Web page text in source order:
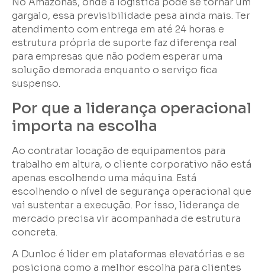
No Amazonas, onde a logística pode se tornar um
gargalo, essa previsibilidade pesa ainda mais. Ter
atendimento com entrega em até 24 horas e
estrutura própria de suporte faz diferença real
para empresas que não podem esperar uma
solução demorada enquanto o serviço fica
suspenso.
Por que a liderança operacional
importa na escolha
Ao contratar locação de equipamentos para
trabalho em altura, o cliente corporativo não está
apenas escolhendo uma máquina. Está
escolhendo o nível de segurança operacional que
vai sustentar a execução. Por isso, liderança de
mercado precisa vir acompanhada de estrutura
concreta.
A Dunloc é líder em plataformas elevatórias e se
posiciona como a melhor escolha para clientes